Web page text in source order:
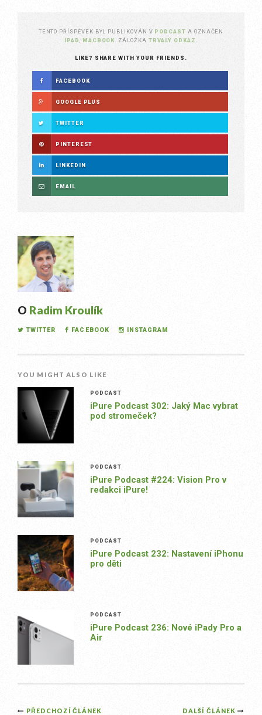
TENTO PŘÍSPĚVEK BYL PUBLIKOVÁN V PODCAST A OZNAČEN
IPAD
MACBOOK . ZÁLOŽKA TRVALÝ ODKAZ
LIKE? SHARE WITH YOUR FRIENDS.
FACEBOOK
GOOGLE PLUS
TWITTER
PINTEREST
LINKEDIN
EMAIL
O Radim Kroulík
TWITTER FACEBOOK INSTAGRAM
YOU MIGHT ALSO LIKE
PODCAST
iPure Podcast 302: Jaký Mac vybrat
pod stromeček?
PODCAST
iPure Podcast #224: Vision Pro v
redakci iPure!
PODCAST
iPure Podcast 232: Nastavení iPhonu
pro děti
PODCAST
iPure Podcast 236: Nové iPady Pro a
Air
DALŠÍ ČLÁNEK
PŘEDCHOZÍ ČLÁNEK